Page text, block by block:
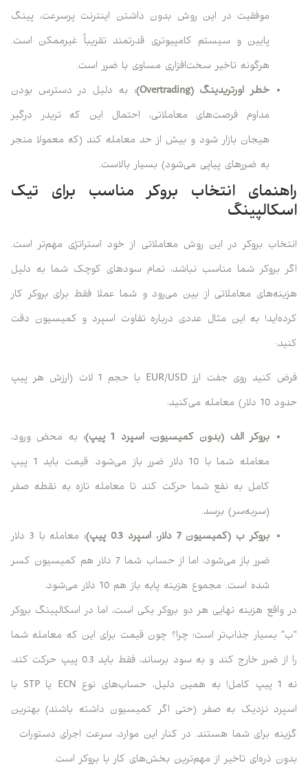
موفقیت در این روش بدون داشتن اینترنت پرسرعت، پینگ
پایین و سیستم کامپیوتری قدرتمند تقریباً غیرممکن است.
هرگونه تاخیر سخت‌افزاری مساوی با ضرر است.
خطر اورتریدینگ(Overtrading)
: به دلیل در دسترس بودن
مداوم فرصت‌های معاملاتی، احتمال این که تریدر درگیر
هیجان بازار شود و بیش از حد معامله کند (که معمولا منجر
به ضررهای پیاپی می‌شود) بسیار بالاست.
راهنمای انتخاب بروکر مناسب برای تیک
اسکالپینگ
انتخاب بروکر در این روش معاملاتی از خود استراتژی مهم‌تر است.
اگر بروکر شما مناسب نباشد، تمام سودهای کوچک شما به دلیل
هزینه‌های معاملاتی از بین می‌رود و شما عملا فقط برای بروکر کار
کرده‌اید! به این مثال عددی درباره تفاوت اسپرد و کمیسیون دقت
کنید:
فرض کنید روی جفت ارز EUR/USD با حجم 1 لات (ارزش هر پیپ
حدود 10 دلار) معامله می‌کنید:
بروکر الف (بدون کمیسیون، اسپرد 1پیپ): به محض ورود،
معامله شما با 10 دلار ضرر باز می‌شود. قیمت باید 1 پیپ
کامل به نفع شما حرکت کند تا معامله تازه به نقطه صفر
(سربه‌سر) برسد.
بروکر ب (کمیسیون7 دلار، اسپرد 0.3 پیپ):
معامله با 3 دلار
ضرر باز می‌شود، اما از حساب شما 7 دلار هم کمیسیون کسر
شده است. مجموع هزینه پایه باز هم 10 دلار می‌شود.
در واقع هزینه نهایی هر دو بروکر یکی است، اما در اسکالپینگ بروکر
“ب” بسیار جذاب‌تر است؛ چرا؟ چون قیمت برای این که معامله شما
را از ضرر خارج کند و به سود برساند، فقط باید 0.3 پیپ حرکت کند،
نه 1 پیپ کامل! به همین دلیل، حساب‌های نوع ECN یا STP با
اسپرد نزدیک به صفر (حتی اگر کمیسیون داشته باشند) بهترین
گزینه برای شما هستند. در کنار این موارد، سرعت اجرای دستورات
بدون ذره‌ای تاخیر از مهم‌ترین بخش‌های کار با بروکر است.